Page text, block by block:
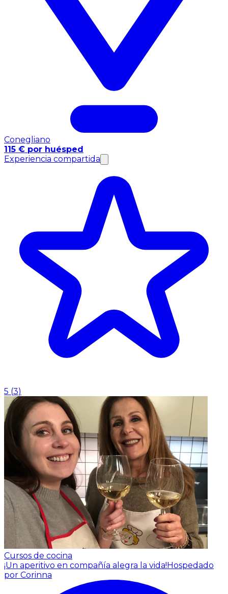
Conegliano
115 € por huésped
Experiencia compartida
5 (3)
Cursos de cocina
¡Un aperitivo en compañía alegra la vida!Hospedado
por Corinna